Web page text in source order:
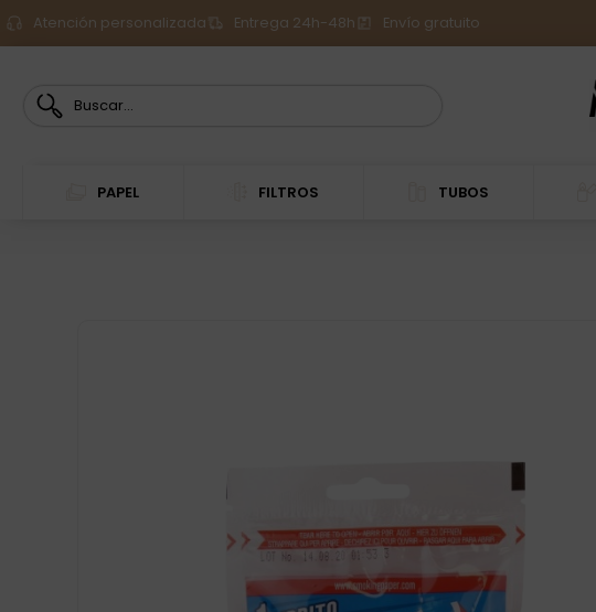
Atención personalizada Entrega 24h-48h Envío gratuito
PAPEL FILTROS TUBOS